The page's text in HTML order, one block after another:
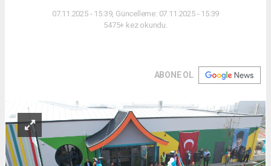
07.11.2025 - 15:39, Güncelleme: 07.11.2025 - 15:39
5475+ kez okundu.
ABONE OL